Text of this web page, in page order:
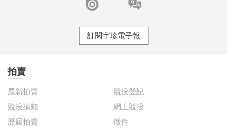
訂閱宇珍電子報
拍賣
最新拍賣
競投登記
競投須知
網上競投
歷屆拍賣
徵件